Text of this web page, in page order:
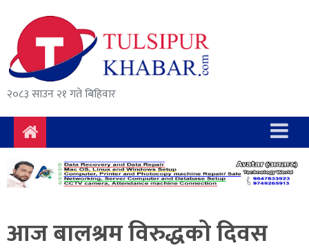
२०८३ साउन २१ गते बिहिवार
समाचार
राजनीति
सुरक्षा/
अपराध
दुर्घटना
विचार
अर्थ
आज बालश्रम विरुद्धको दिवस